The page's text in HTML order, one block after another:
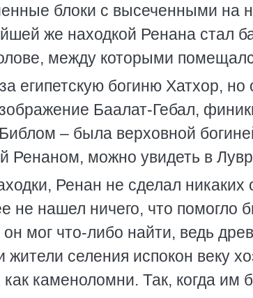
блоки с высеченными на
же находкой Ренана стал
между которыми
египетскую богиню Хатхор,
Баалат-Гебал,
– была верховной
Ренаном, можно увидеть в
Ренан не сделал
не нашел ничего, что помогло
мог что-либо найти, ведь
селения испокон веку
как каменоломни. Так, когда им